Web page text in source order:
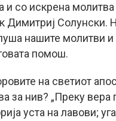
и со искрена
Димитриј Солунски.
нашите молитви
помош.
на светиот
за нив? „Преку вера
уста на лавови;